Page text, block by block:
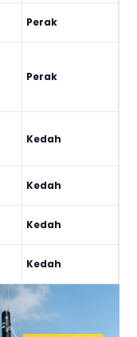
Perak
Perak
Kedah
Kedah
Kedah
Kedah